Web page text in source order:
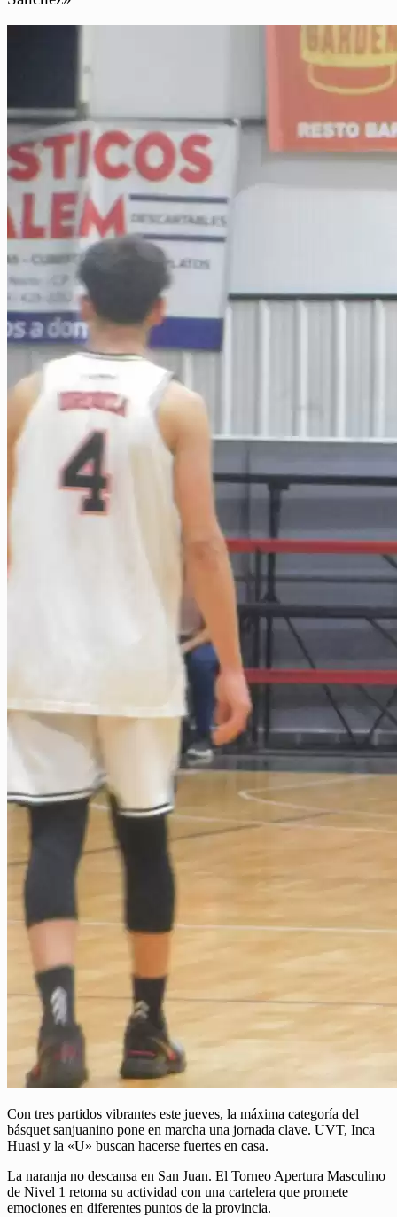
Con tres partidos vibrantes este jueves, la máxima categoría del
básquet sanjuanino pone en marcha una jornada clave. UVT, Inca
Huasi y la «U» buscan hacerse fuertes en casa.
La naranja no descansa en San Juan. El Torneo Apertura Masculino
de Nivel 1 retoma su actividad con una cartelera que promete
emociones en diferentes puntos de la provincia.